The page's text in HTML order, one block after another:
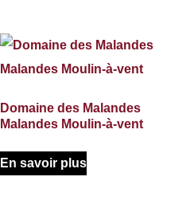
Domaine des Malandes
Malandes Moulin-à-vent
En savoir plus